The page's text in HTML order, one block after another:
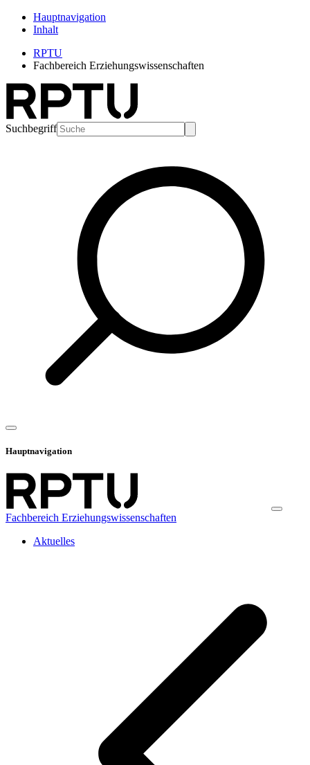
Hauptnavigation
Inhalt
RPTU
Fachbereich Erziehungswissenschaften
Suchbegriff
Hauptnavigation
Fachbereich Erziehungswissenschaften
Aktuelles